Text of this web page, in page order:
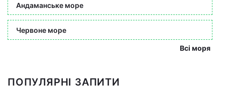
Андаманське море
Червоне море
Всі моря
ПОПУЛЯРНІ ЗАПИТИ